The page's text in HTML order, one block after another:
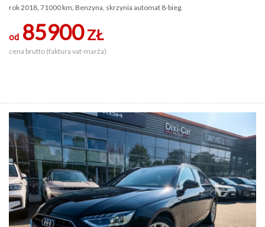
rok 2018, 71000 km, Benzyna, skrzynia automat 8-bieg.
od 85900ZŁ
cena brutto (faktura vat-marża)